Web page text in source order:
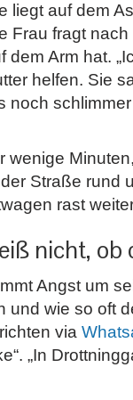
liegt auf dem
Frau fragt
dem Arm hat.
helfen. Sie
noch
wenige
Straße rund
rast
nicht,
Angst um
und wie so oft
via
„In